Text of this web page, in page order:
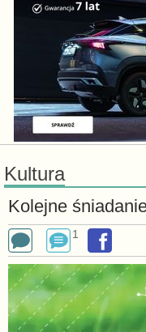
Kultura
Kolejne
1